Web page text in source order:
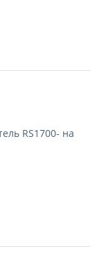
RS1700- на